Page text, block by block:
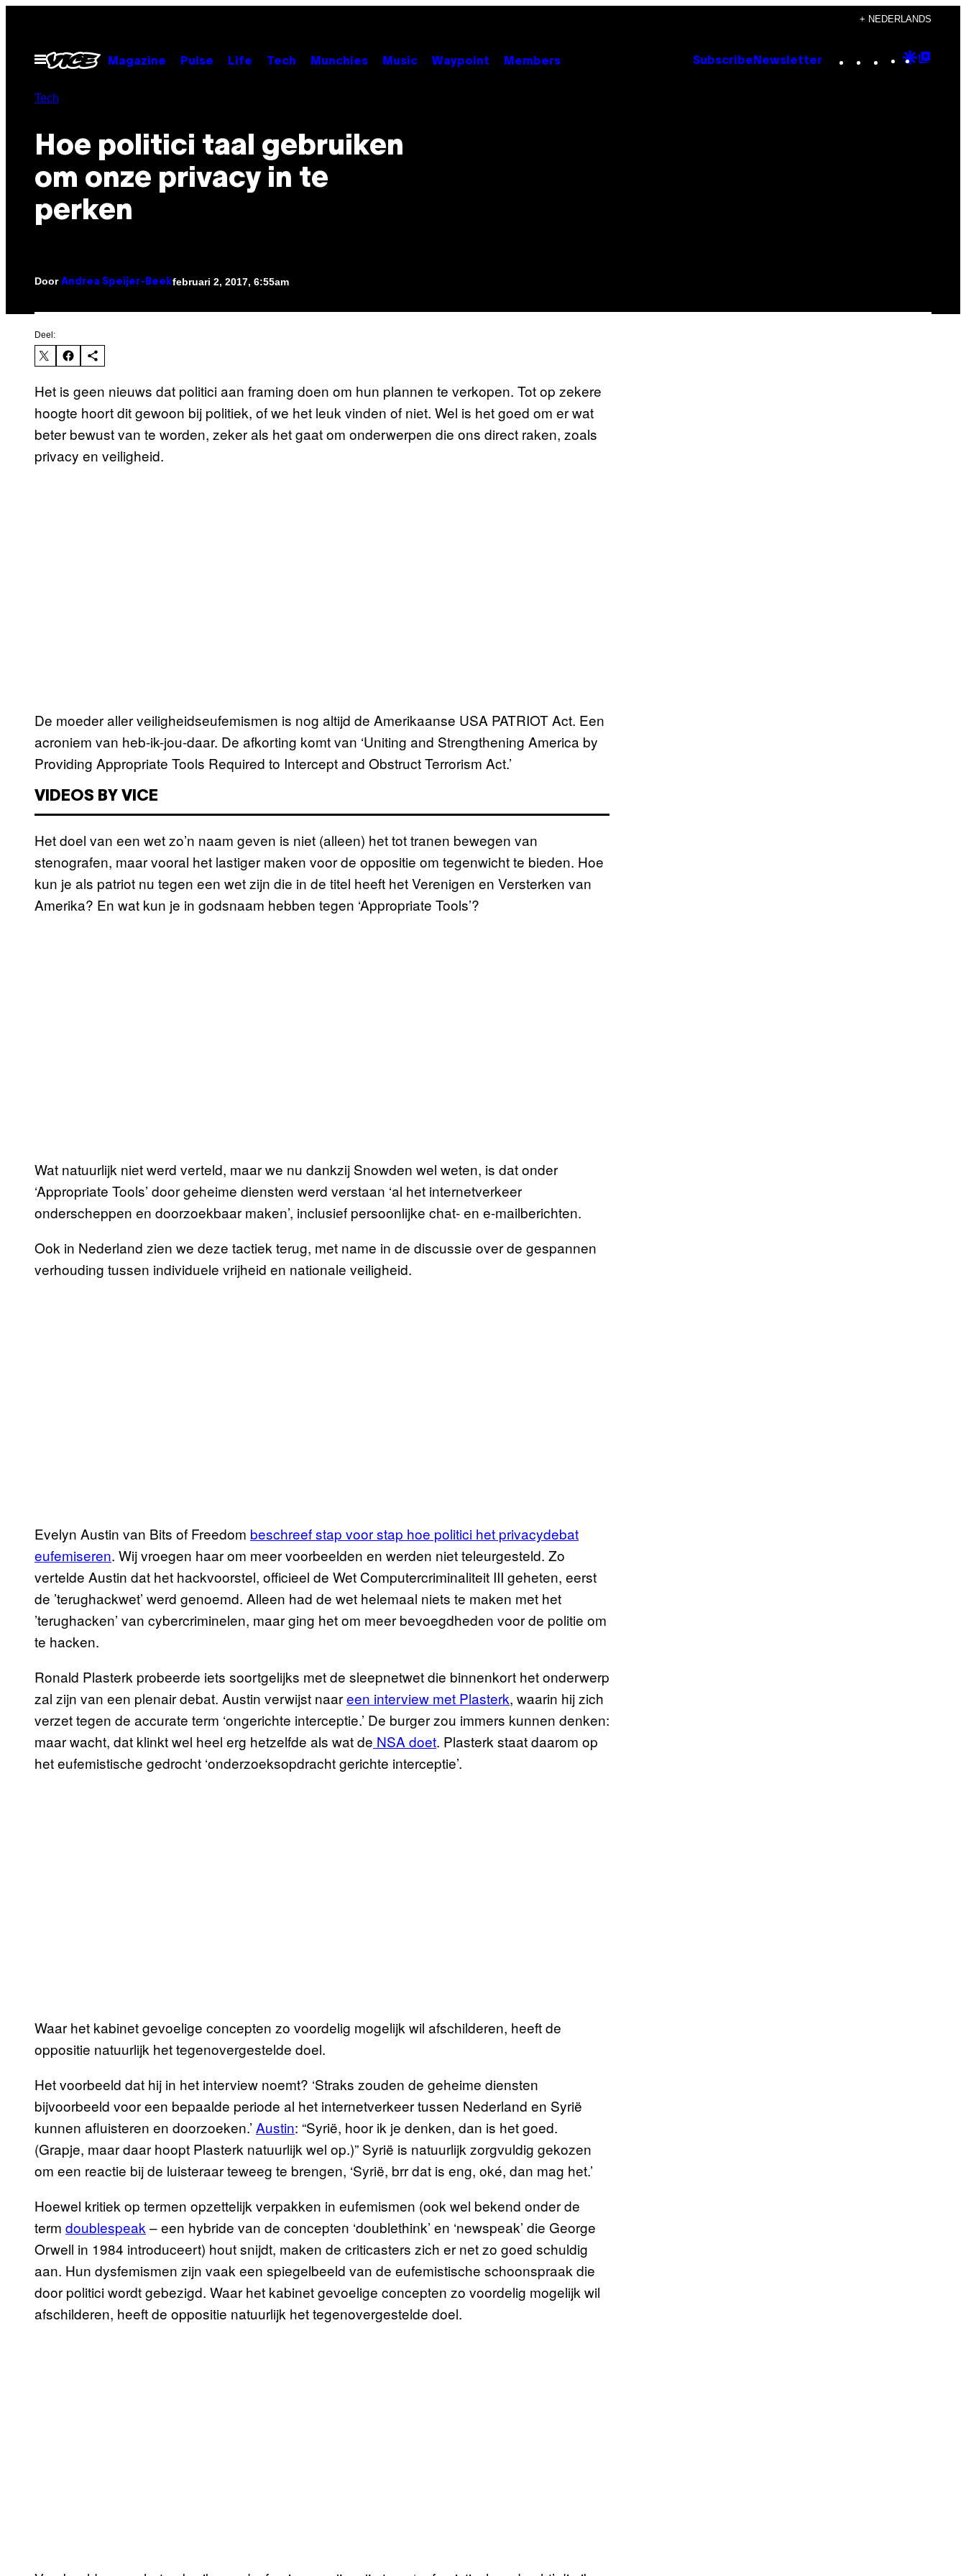
+ NEDERLANDS
Open
menu
Magazine Pulse Life Tech Munchies Music Waypoint Members Subscribe Newsletter Instagram
TikTok
YouTube
Google
Tech
Hoe politici taal gebruiken
om onze privacy in te
perken
Door Andrea Speijer-Beekfebruari 2, 2017, 6:55am
Deel:
Het is geen nieuws dat politici aan framing doen om hun plannen te verkopen. Tot op zekere
hoogte hoort dit gewoon bij politiek, of we het leuk vinden of niet. Wel is het goed om er wat
beter bewust van te worden, zeker als het gaat om onderwerpen die ons direct raken, zoals
privacy en veiligheid.
De moeder aller veiligheidseufemismen is nog altijd de Amerikaanse USA PATRIOT Act. Een
acroniem van heb-ik-jou-daar. De afkorting komt van ‘Uniting and Strengthening America by
Providing Appropriate Tools Required to Intercept and Obstruct Terrorism Act.’
VIDEOS BY VICE
Het doel van een wet zo’n naam geven is niet (alleen) het tot tranen bewegen van
stenografen, maar vooral het lastiger maken voor de oppositie om tegenwicht te bieden. Hoe
kun je als patriot nu tegen een wet zijn die in de titel heeft het Verenigen en Versterken van
Amerika? En wat kun je in godsnaam hebben tegen ‘Appropriate Tools’?
Wat natuurlijk niet werd verteld, maar we nu dankzij Snowden wel weten, is dat onder
‘Appropriate Tools’ door geheime diensten werd verstaan ‘al het internetverkeer
onderscheppen en doorzoekbaar maken’, inclusief persoonlijke chat- en e-mailberichten.
Ook in Nederland zien we deze tactiek terug, met name in de discussie over de gespannen
verhouding tussen individuele vrijheid en nationale veiligheid.
Evelyn Austin van Bits of Freedom beschreef stap voor stap hoe politici het privacydebat
eufemiseren. Wij vroegen haar om meer voorbeelden en werden niet teleurgesteld. Zo
vertelde Austin dat het hackvoorstel, officieel de Wet Computercriminaliteit III geheten, eerst
de ’terughackwet’ werd genoemd. Alleen had de wet helemaal niets te maken met het
’terughacken’ van cybercriminelen, maar ging het om meer bevoegdheden voor de politie om
te hacken.
Ronald Plasterk probeerde iets soortgelijks met de sleepnetwet die binnenkort het onderwerp
zal zijn van een plenair debat. Austin verwijst naareen interview met Plasterk, waarin hij zich
verzet tegen de accurate term ‘ongerichte interceptie.’ De burger zou immers kunnen denken:
maar wacht, dat klinkt wel heel erg hetzelfde als wat de NSA doet. Plasterk staat daarom op
het eufemistische gedrocht ‘onderzoeksopdracht gerichte interceptie’.
Waar het kabinet gevoelige concepten zo voordelig mogelijk wil afschilderen, heeft de
oppositie natuurlijk het tegenovergestelde doel.
Het voorbeeld dat hij in het interview noemt? ‘Straks zouden de geheime diensten
bijvoorbeeld voor een bepaalde periode al het internetverkeer tussen Nederland en Syrië
kunnen afluisteren en doorzoeken.’ Austin: “Syrië, hoor ik je denken, dan is het goed.
(Grapje, maar daar hoopt Plasterk natuurlijk wel op.)” Syrië is natuurlijk zorgvuldig gekozen
om een reactie bij de luisteraar teweeg te brengen, ‘Syrië, brr dat is eng, oké, dan mag het.’
Hoewel kritiek op termen opzettelijk verpakken in eufemismen (ook wel bekend onder de
term doublespeak – een hybride van de concepten ‘doublethink’ en ‘newspeak’ die George
Orwell in 1984 introduceert) hout snijdt, maken de criticasters zich er net zo goed schuldig
aan. Hun dysfemismen zijn vaak een spiegelbeeld van de eufemistische schoonspraak die
door politici wordt gebezigd. Waar het kabinet gevoelige concepten zo voordelig mogelijk wil
afschilderen, heeft de oppositie natuurlijk het tegenovergestelde doel.